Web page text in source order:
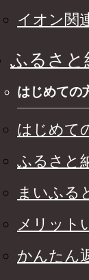
イオン関
ふるさと
はじめての
はじめて
ふるさと
まいふる
メリット
かんたん